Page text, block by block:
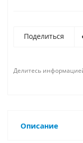
Поделиться
Делитесь
Описание